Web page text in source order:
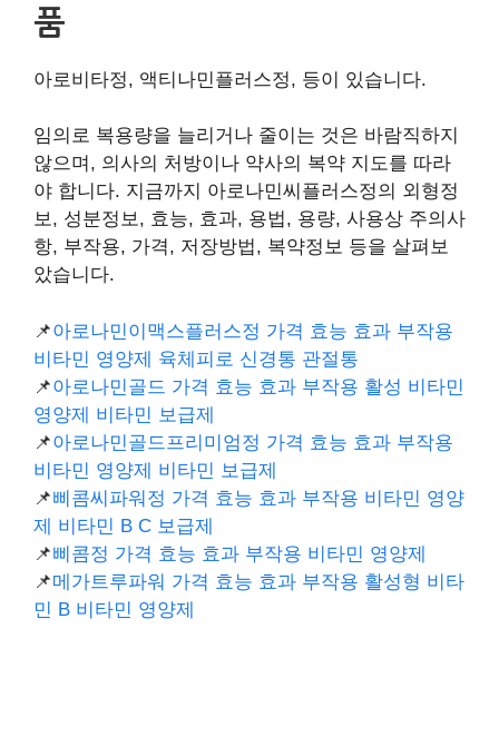
품
아로비타정, 액티나민플러스정, 등이 있습니다.
임의로 복용량을 늘리거나 줄이는 것은 바람직하지
않으며, 의사의 처방이나 약사의 복약 지도를 따라
야 합니다. 지금까지 아로나민씨플러스정의 외형정
보, 성분정보, 효능, 효과, 용법, 용량, 사용상 주의사
항, 부작용, 가격, 저장방법, 복약정보 등을 살펴보
았습니다.
📌아로나민이맥스플러스정 가격 효능 효과 부작용
비타민 영양제 육체피로 신경통 관절통
📌아로나민골드 가격 효능 효과 부작용 활성 비타민
영양제 비타민 보급제
📌아로나민골드프리미엄정 가격 효능 효과 부작용
비타민 영양제 비타민 보급제
📌삐콤씨파워정 가격 효능 효과 부작용 비타민 영양
제 비타민 B C 보급제
📌삐콤정 가격 효능 효과 부작용 비타민 영양제
📌메가트루파워 가격 효능 효과 부작용 활성형 비타
민 B 비타민 영양제